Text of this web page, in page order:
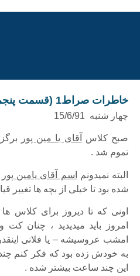
خاطرات صراط1 (قسمت پنجم)
چهار شنبه 15/6/91
صبح کلاس آقای یا مین پور
تموم شد .
البته نمیدونم اسم آقای یامین
شده بود تا خیلی از بچه ها تغییر
اونی که تا دیروز برای کلاس
امروز باید میدیدید ، چنان کت
امشب عروسیشه – یا فلانی
به خودش زده بود که فکر کنم
این چند ساعت بیشتر شده .